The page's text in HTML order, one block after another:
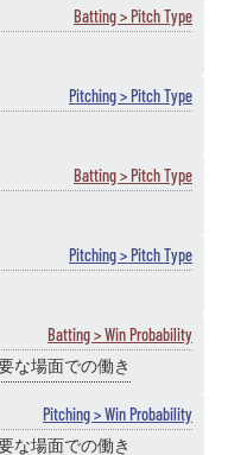
Batting > Pitch Type
Pitching > Pitch Type
Batting > Pitch Type
Pitching > Pitch Type
Batting > Win Probability
な場面での働き
Pitching > Win Probability
な場面での働き